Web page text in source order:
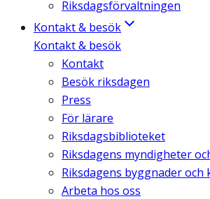
Riksdagsförvaltningen
Kontakt & besök
Kontakt & besök
Kontakt
Besök riksdagen
Press
För lärare
Riksdagsbiblioteket
Riksdagens myndigheter
Riksdagens byggnader och
Arbeta hos oss